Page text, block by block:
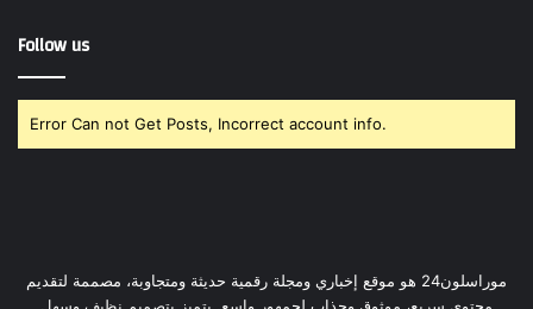
Follow us
Error Can not Get Posts, Incorrect account info.
موراسلون24 هو موقع إخباري ومجلة رقمية حديثة ومتجاوبة، مصممة لتقديم